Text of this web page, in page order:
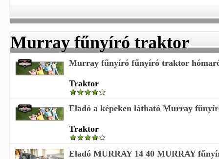
Murray fűnyíró traktor
Murray fűnyíró fűnyíró traktor
Traktor
Eladó a képeken látható Murray
Traktor
Eladó MURRAY 14 40 MURRAY